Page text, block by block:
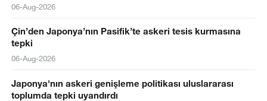
06-Aug-2026
Çin’den Japonya’nın Pasifik’te askeri tesis kurmasına
tepki
06-Aug-2026
Japonya'nın askeri genişleme politikası uluslararası
toplumda tepki uyandırdı